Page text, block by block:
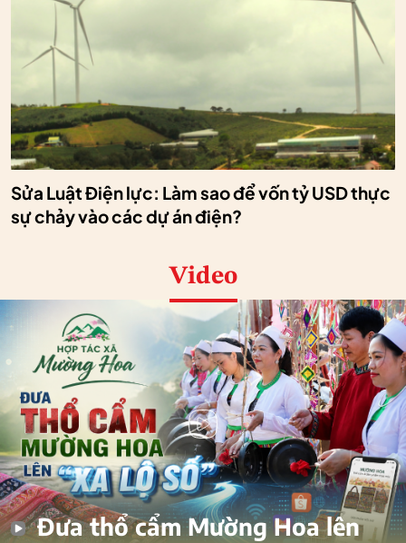
Sửa Luật Điện lực: Làm sao để vốn tỷ USD thực
sự chảy vào các dự án điện?
Video
Đưa thổ cẩm Mường Hoa lên